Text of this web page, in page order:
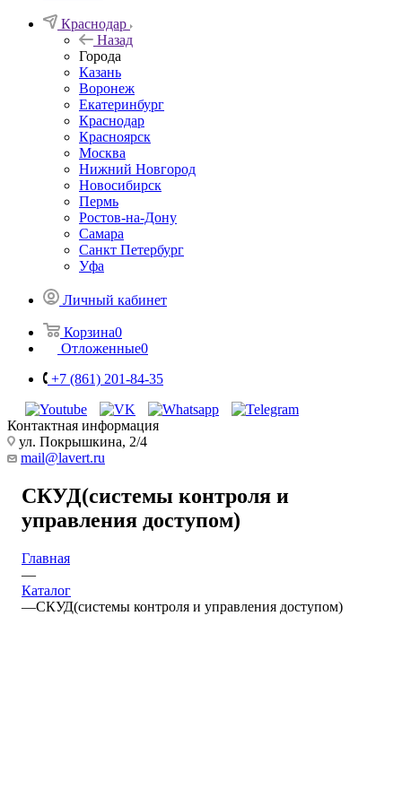
Краснодар
Назад
Города
Казань
Воронеж
Екатеринбург
Краснодар
Красноярск
Москва
Нижний Новгород
Новосибирск
Пермь
Ростов-на-Дону
Самара
Санкт Петербург
Уфа
Личный кабинет
Корзина0
Отложенные0
+7 (861) 201-84-35
Контактная информация
ул. Покрышкина, 2/4
mail@lavert.ru
СКУД(системы контроля и
управления доступом)
Главная
—
Каталог
—СКУД(системы контроля и управления доступом)